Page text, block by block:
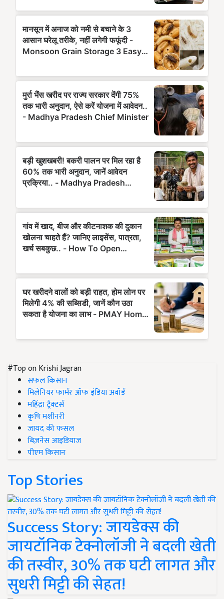
#Top on Krishi Jagran
सफल किसान
मिलेनियर फार्मर ऑफ इंडिया अवॉर्ड
महिंद्रा ट्रैक्टर्स
कृषि मशीनरी
जायद की फसल
बिज़नेस आइडियाज
पीएम किसान
Top Stories
Success Story: जायडेक्स की
जायटॉनिक टेक्नोलॉजी ने बदली खेती
की तस्वीर, 30% तक घटी लागत और
सुधरी मिट्टी की सेहत!